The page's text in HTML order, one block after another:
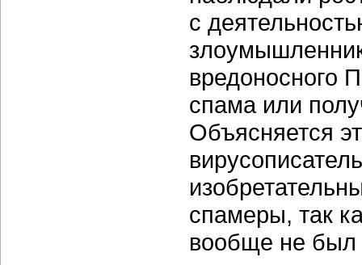
с
вредоносного
спама или
Объясняется
спамеры, так
вообще не был